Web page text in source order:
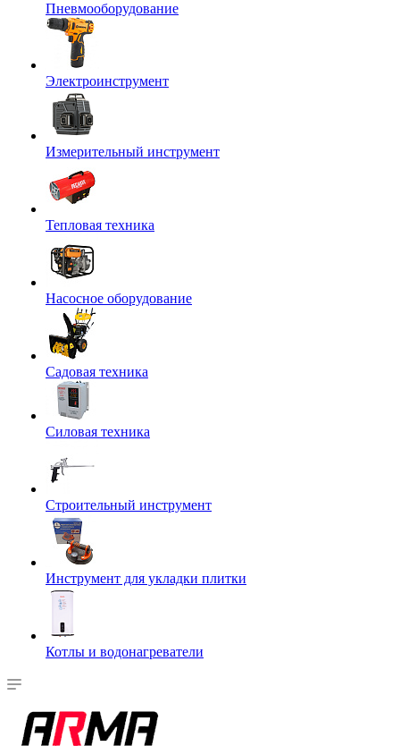
Пневмооборудование
Электроинструмент
Измерительный инструмент
Тепловая техника
Насосное оборудование
Садовая техника
Силовая техника
Строительный инструмент
Инструмент для укладки плитки
Котлы и водонагреватели